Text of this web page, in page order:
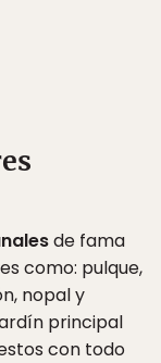
de fama
como: pulque,
nopal y
principal
con todo